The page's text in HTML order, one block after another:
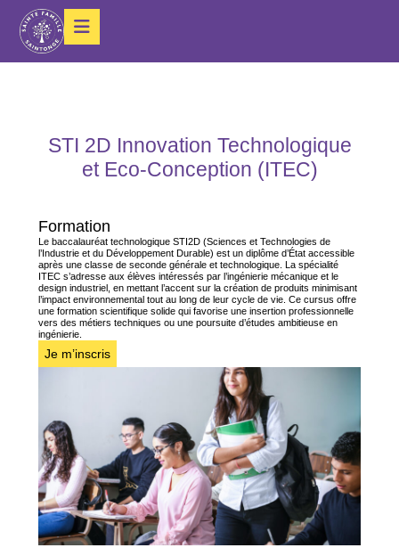
STI 2D Innovation Technologique
et Eco-Conception (ITEC)
Formation
Le baccalauréat technologique STI2D (Sciences et Technologies de
l’Industrie et du Développement Durable) est un diplôme d’État accessible
après une classe de seconde générale et technologique. La spécialité
ITEC s’adresse aux élèves intéressés par l’ingénierie mécanique et le
design industriel, en mettant l’accent sur la création de produits minimisant
l’impact environnemental tout au long de leur cycle de vie. Ce cursus offre
une formation scientifique solide qui favorise une insertion professionnelle
vers des métiers techniques ou une poursuite d’études ambitieuse en
ingénierie.
Je m’inscris